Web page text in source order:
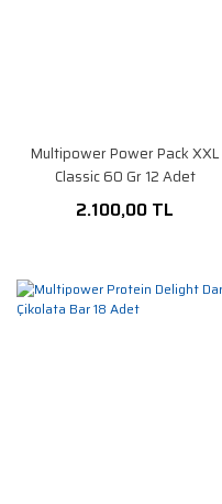
Multipower Power Pack XXL
Classic 60 Gr 12 Adet
2.100,00 TL